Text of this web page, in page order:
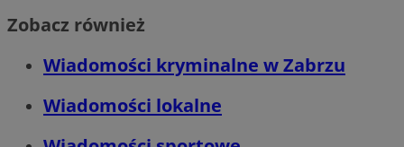
Zobacz również
Wiadomości kryminalne w Zabrzu
Wiadomości lokalne